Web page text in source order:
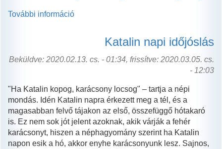
További információ
Írországban
kopogtat
tartalommal
kapcsolatosan
Katalin napi időjóslás
Beküldve: 2020.02.13. cs. - 01:34, frissítve: 2020.03.05. cs.
- 12:03
"Ha Katalin kopog, karácsony locsog" – tartja a népi
mondás. Idén Katalin napra érkezett meg a tél, és a
magasabban felvő tájakon az első, összefüggő hótakaró
is. Ez nem sok jót jelent azoknak, akik várják a fehér
karácsonyt, hiszen a néphagyomány szerint ha Katalin
napon esik a hó, akkor enyhe karácsonyunk lesz. Sajnos,